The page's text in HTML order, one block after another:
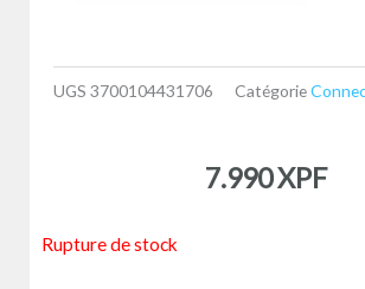
UGS 3700104431706 Catégorie
7.990XPF
Rupture de stock